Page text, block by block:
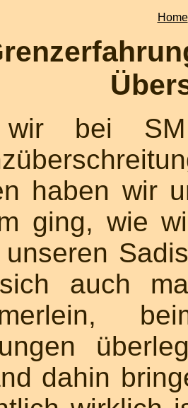
Home
bei SM
haben wir
ging, wie
auch
dahin